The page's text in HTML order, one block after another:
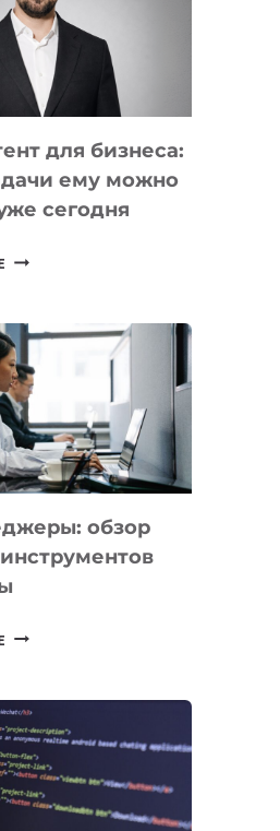
для бизнеса:
ему можно
сегодня
ИИ-
БИЗНЕСА:
КАКИЕ
3
ЗАДАЧИ
ЕМУ
МОЖНО
УЖЕ
СЕГОДНЯ
обзор
ТАСК-
ПОЛЕЗНЫХ
ИНСТРУМЕНТОВ
ДЛЯ
РАБОТЫ